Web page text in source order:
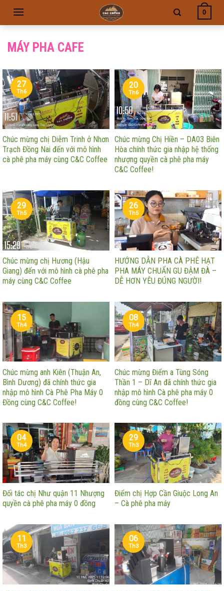
0
MÁY PHA CAFE
Chúc mừng chị Diễm Trinh ở Nhơn
Trạch Đồng Nai đến với mô hình
cà phê pha máy cùng C&C Coffee
27
Th6
Chúc mừng Chị Hiền – DA03 Biên
Hòa chính thức gia nhập hệ thống
nhượng quyền cà phê pha máy
C&C Coffee!
20
Th6
Chúc mừng chị Hương (Hậu
Giang) đến với mô hình cà phê pha
máy cùng C&C Coffee
29
Th5
HƯỚNG DẪN PHA CÀ PHÊ HẠT
PHA MÁY CHUẨN GU ĐẬM ĐÀ –
DỄ HƠN YÊU ĐÚNG NGƯỜI!
26
Th5
Chúc mừng anh Kiên (Thuận An,
Bình Dương) đã chính thức gia
nhập mô hình Cà Phê Pha Máy 0
Đồng cùng C&C Coffee!
15
Th4
Chúc mừng Điểm a Tùng Sóng
Thần 1 – Dĩ An đã chính thức gia
nhập mô hình Cà phê pha máy 0
đồng cùng C&C Coffee!
08
Th4
Đối tác chị Như quận 11 Nhượng
quyền cà phê pha máy 0 đồng
04
Th4
Điểm chị Hợp Cần Giuộc Long An
– Cà phê pha máy
29
Th3
11
Th3
06
Th3